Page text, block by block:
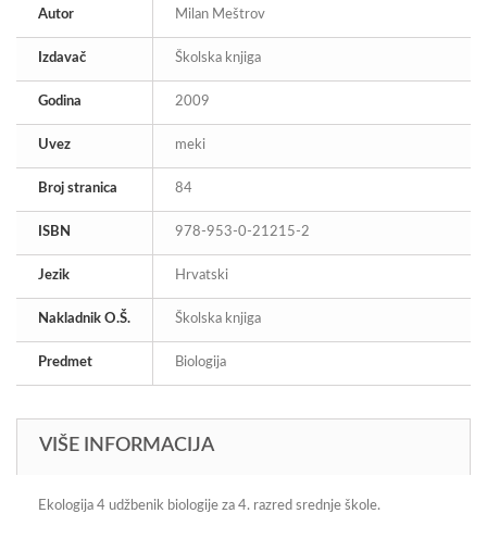
Autor Milan Meštrov
Izdavač Školska knjiga
Godina 2009
Uvez meki
Broj stranica 84
ISBN 978-953-0-21215-2
Jezik Hrvatski
Nakladnik O.Š. Školska knjiga
Predmet Biologija
VIŠE INFORMACIJA
Ekologija 4 udžbenik biologije za 4. razred srednje škole.